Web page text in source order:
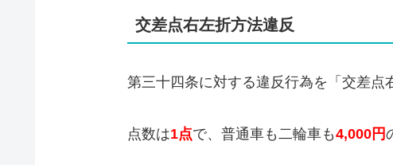
交差点右左折方法違反
第三十四条に対する違反行為を「交差点
点数は1点で、普通車も二輪車も4,000円